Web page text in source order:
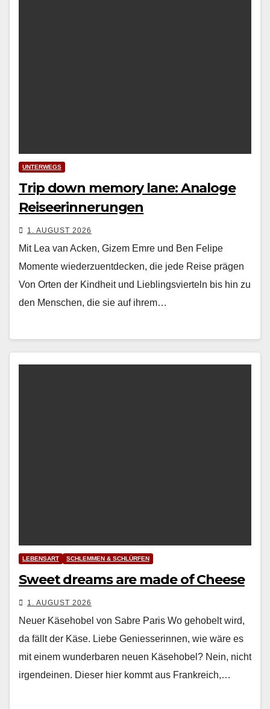
UNTERWEGS
Trip down memory lane: Analoge
Reiseerinnerungen
1. AUGUST 2026
Mit Lea van Acken, Gizem Emre und Ben Felipe
Momente wiederzuentdecken, die jede Reise prägen
Von Orten der Kind­heit und Lieblingsvierteln bis hin zu
den Men­schen, die sie auf ihrem…
LEBENSART SCHLEMMEN & SCHLÜRFEN
Sweet dreams are made of Cheese
1. AUGUST 2026
Neuer Käsehobel von Sabre Paris Wo geho­belt wird,
da fällt der Käse. Liebe Geniesserin­nen, wie wäre es
mit einem wun­der­baren neuen Käse­ho­bel? Nein, nicht
irgen­deinen. Dieser hier kommt aus Frankre­ich,…